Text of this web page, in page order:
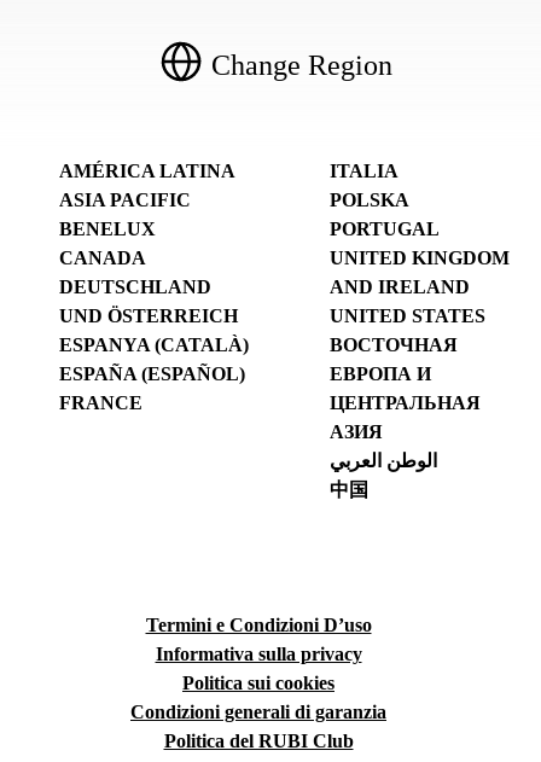
Change Region
AMÉRICA LATINA
ASIA PACIFIC
BENELUX
CANADA
DEUTSCHLAND
UND ÖSTERREICH
ESPANYA (CATALÀ)
ESPAÑA (ESPAÑOL)
FRANCE
ITALIA
POLSKA
PORTUGAL
UNITED KINGDOM
AND IRELAND
UNITED STATES
ВОСТОЧНАЯ
ЕВРОПА И
ЦЕНТРАЛЬНАЯ
АЗИЯ
الوطن العربي
中国
Termini e Condizioni D’uso
Informativa sulla privacy
Politica sui cookies
Condizioni generali di garanzia
Politica del RUBI Club